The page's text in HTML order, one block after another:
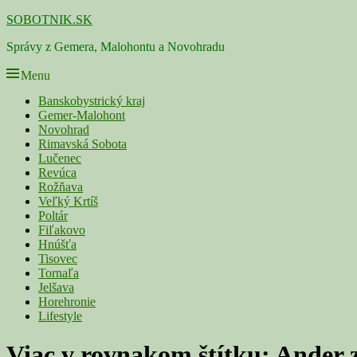
Skip
content
SOBOTNIK.SK
Správy z Gemera, Malohontu a Novohradu
Menu
Primárne
menu
Banskobystrický kraj
Gemer-Malohont
Novohrad
Rimavská Sobota
Lučenec
Revúca
Rožňava
Veľký Krtíš
Poltár
Fiľakovo
Hnúšťa
Tisovec
Tornaľa
Jelšava
Horehronie
Lifestyle